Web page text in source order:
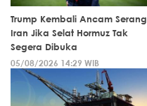
Trump Kembali Ancam Serang
Iran Jika Selat Hormuz Tak
Segera Dibuka
05/08/2026 14:29 WIB